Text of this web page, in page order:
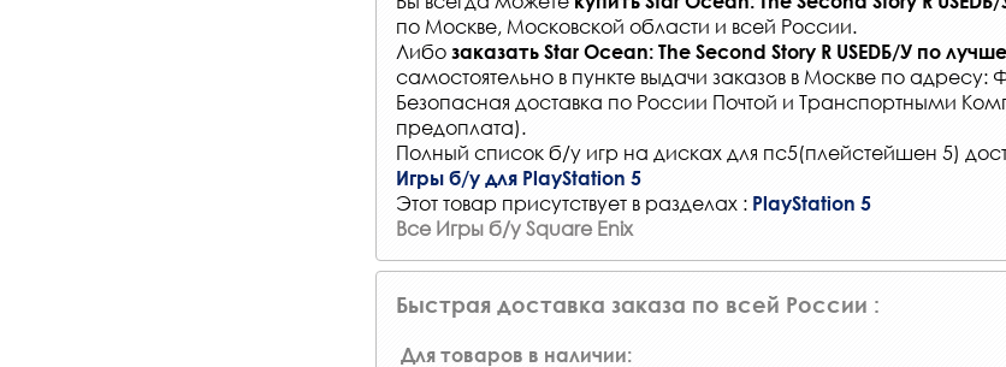
по Москве, Московской области и всей России.
Либо заказать Star Ocean: The Second Story R USEDБ/У по
самостоятельно в пункте выдачи заказов в Москве по адресу:
Безопасная доставка по России Почтой и Транспортными
предоплата).
Полный список б/у игр на дисках для пс5(плейстейшен 5)
Игры б/у для PlayStation 5
Этот товар присутствует в разделах : PlayStation 5
Все Игры б/у Square Enix
Быстрая доставка заказа по всей России :
Для товаров в наличии: